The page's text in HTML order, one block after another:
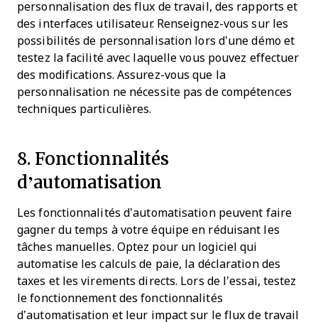
personnalisation des flux de travail, des rapports et
des interfaces utilisateur. Renseignez-vous sur les
possibilités de personnalisation lors d’une démo et
testez la facilité avec laquelle vous pouvez effectuer
des modifications. Assurez-vous que la
personnalisation ne nécessite pas de compétences
techniques particulières.
8. Fonctionnalités
d’automatisation
Les fonctionnalités d’automatisation peuvent faire
gagner du temps à votre équipe en réduisant les
tâches manuelles. Optez pour un logiciel qui
automatise les calculs de paie, la déclaration des
taxes et les virements directs. Lors de l’essai, testez
le fonctionnement des fonctionnalités
d’automatisation et leur impact sur le flux de travail